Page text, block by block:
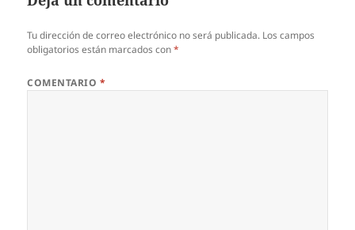
Tu dirección de correo electrónico no será publicada. Los campos
obligatorios están marcados con*
COMENTARIO *